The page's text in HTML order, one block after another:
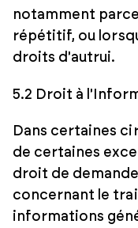
notamment
répétitif, ou
droits d'autrui.
5.2 Droit à
Dans certaines
de certaines
droit de
concernant le
informations